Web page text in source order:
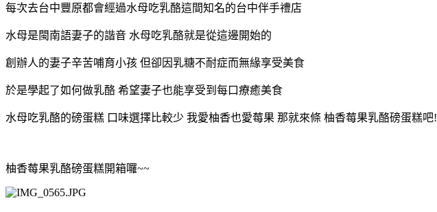
每次去台中豐原都會經過水母吃乳酪這間知名的台中伴手禮店
水母是閩南語妻子的諧音 水母吃乳酪就是從這邊開始的
創辦人的妻子辛苦哺育小孩 但卻因乳糖不耐症而無緣享受美食
於是學起了如何做乳酪 希望妻子也能享受到每口療癒美食
水母吃乳酪的磅蛋糕 口味選擇比較少 我愛柚香也愛莓果 那就來條 柚香莓果乳酪磅蛋糕吧!
柚香莓果乳酪磅蛋糕開箱囉~~